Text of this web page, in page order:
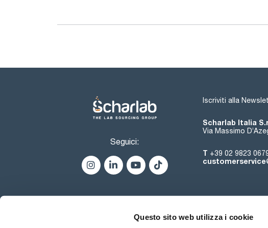
Questo sito web utilizza i cookie
Seguici:
Iscriviti alla
Scharlab Italia
Via Massimo
T +39 02 9823